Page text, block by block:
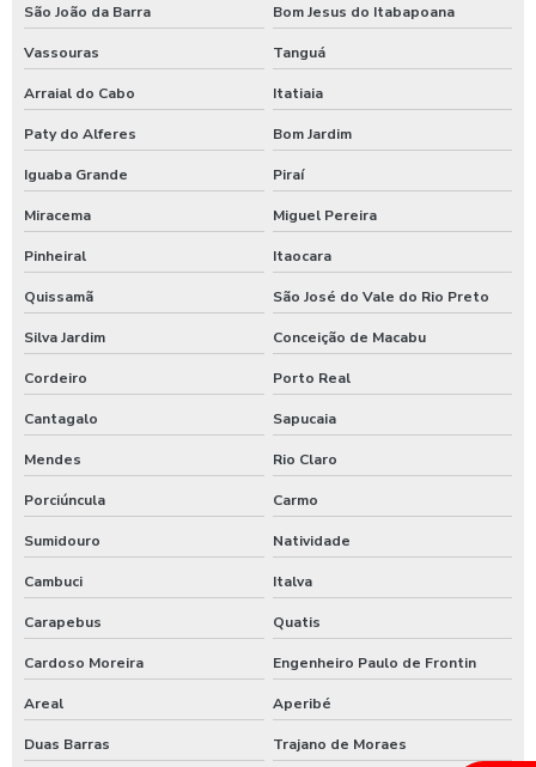
Higienização automotiva valor
Higienização automotiva a vapor
Higienização de carros preço
Higienização de carros valor
Lava caminhões
Lava ônibus
Lava rápido self service em posto de gasolina
Lavador de ônibus preco
Lavadora de alta pressão com controle remoto
Lavadora de alta pressão para lavar caminhões
Lavadora automática de carros preço
Lavadora de caminhão
Lavadora de ônibus
Lavadora profissional de caminhão 3 produtos
Lavadora self service de carros
São João da Barra Bom Jesus do Itabapoana
Vassouras Tanguá
Arraial do Cabo Itatiaia
Paty do Alferes Bom Jardim
Iguaba Grande Piraí
Miracema Miguel Pereira
Pinheiral Itaocara
Quissamã São José do Vale do Rio Preto
Silva Jardim Conceição de Macabu
Cordeiro Porto Real
Cantagalo Sapucaia
Mendes Rio Claro
Porciúncula Carmo
Sumidouro Natividade
Cambuci Italva
Carapebus Quatis
Cardoso Moreira Engenheiro Paulo de Frontin
Areal Aperibé
Duas Barras Trajano de Moraes